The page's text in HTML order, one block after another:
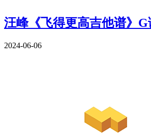
汪峰《飞得更高吉他谱》
2024-06-06